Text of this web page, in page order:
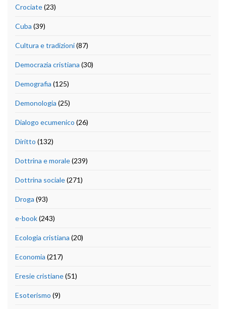
Crociate(23)
Cuba (39)
Cultura e tradizioni(87)
Democrazia cristiana (30)
Demografia (125)
Demonologia (25)
Dialogo ecumenico (26)
Diritto (132)
Dottrina e morale(239)
Dottrina sociale(271)
Droga (93)
e-book(243)
Ecologia cristiana (20)
Economia (217)
Eresie cristiane(51)
Esoterismo (9)